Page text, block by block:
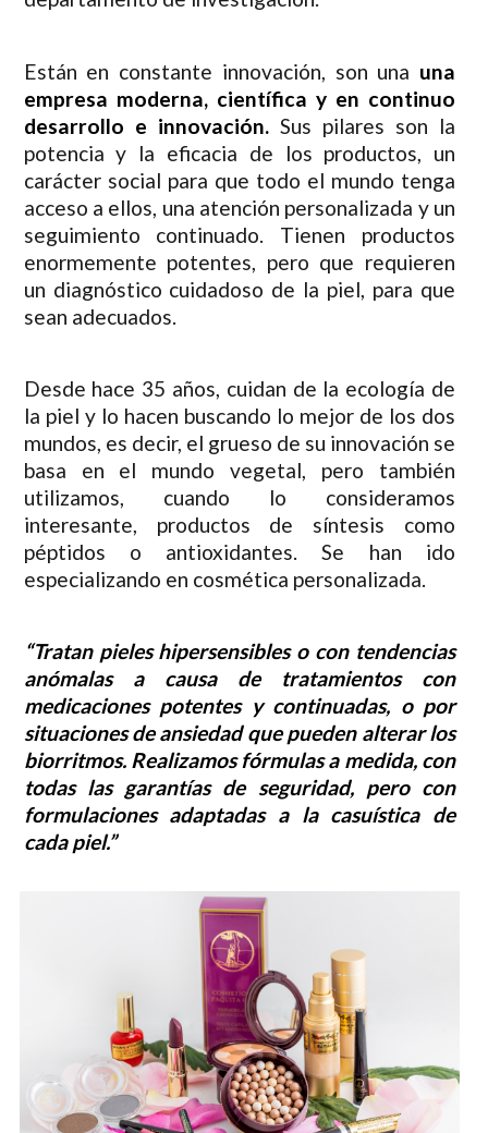
Están en constante innovación, son una una
empresa moderna, científica y en continuo
desarrollo e innovación.Sus pilares son la
potencia y la eficacia de los productos, un
carácter social para que todo el mundo tenga
acceso a ellos, una atención personalizada y un
seguimiento continuado. Tienen productos
enormemente potentes, pero que requieren
un diagnóstico cuidadoso de la piel, para que
sean adecuados.
Desde hace 35 años, cuidan de la ecología de
la piel y lo hacen buscando lo mejor de los dos
mundos, es decir, el grueso de su innovación se
basa en el mundo vegetal, pero también
utilizamos, cuando lo consideramos
interesante, productos de síntesis como
péptidos o antioxidantes. Se han ido
especializando en cosmética personalizada.
“Tratan pieles hipersensibles o con tendencias
anómalas a causa de tratamientos con
medicaciones potentes y continuadas, o por
situaciones de ansiedad que pueden alterar los
biorritmos. Realizamos fórmulas a medida, con
todas las garantías de seguridad, pero con
formulaciones adaptadas a la casuística de
cada piel.”